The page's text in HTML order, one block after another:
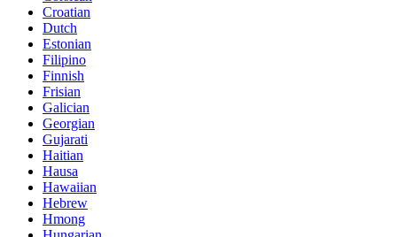
Croatian
Dutch
Estonian
Filipino
Finnish
Frisian
Galician
Georgian
Gujarati
Haitian
Hausa
Hawaiian
Hebrew
Hmong